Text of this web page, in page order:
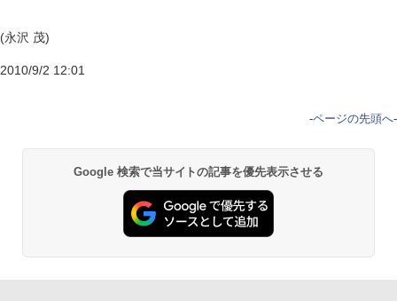
(永沢 茂)
2010/9/2 12:01
-ページの先頭へ-
Google 検索で当サイトの記事を優先表示させる